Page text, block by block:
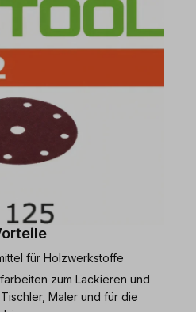
für Holzwerkstoffe
zum Lackieren und
Maler und für die